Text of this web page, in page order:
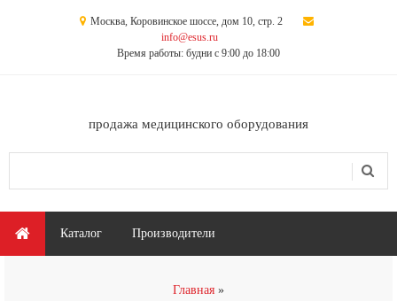
Москва, Коровинское шоссе, дом 10, стр. 2
info@esus.ru
Время работы: будни с 9:00 до 18:00
продажа медицинского оборудования
Главное меню
Каталог Производители
Главная